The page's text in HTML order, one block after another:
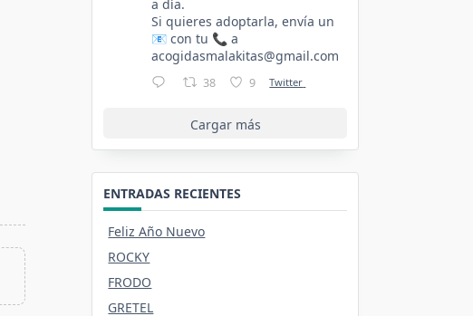
a día.
Si quieres adoptarla, envía un
📧 con tu 📞 a
acogidasmalakitas@gmail.com
38 9 Twitter
Cargar más
ENTRADAS RECIENTES
Feliz Año Nuevo
ROCKY
FRODO
GRETEL